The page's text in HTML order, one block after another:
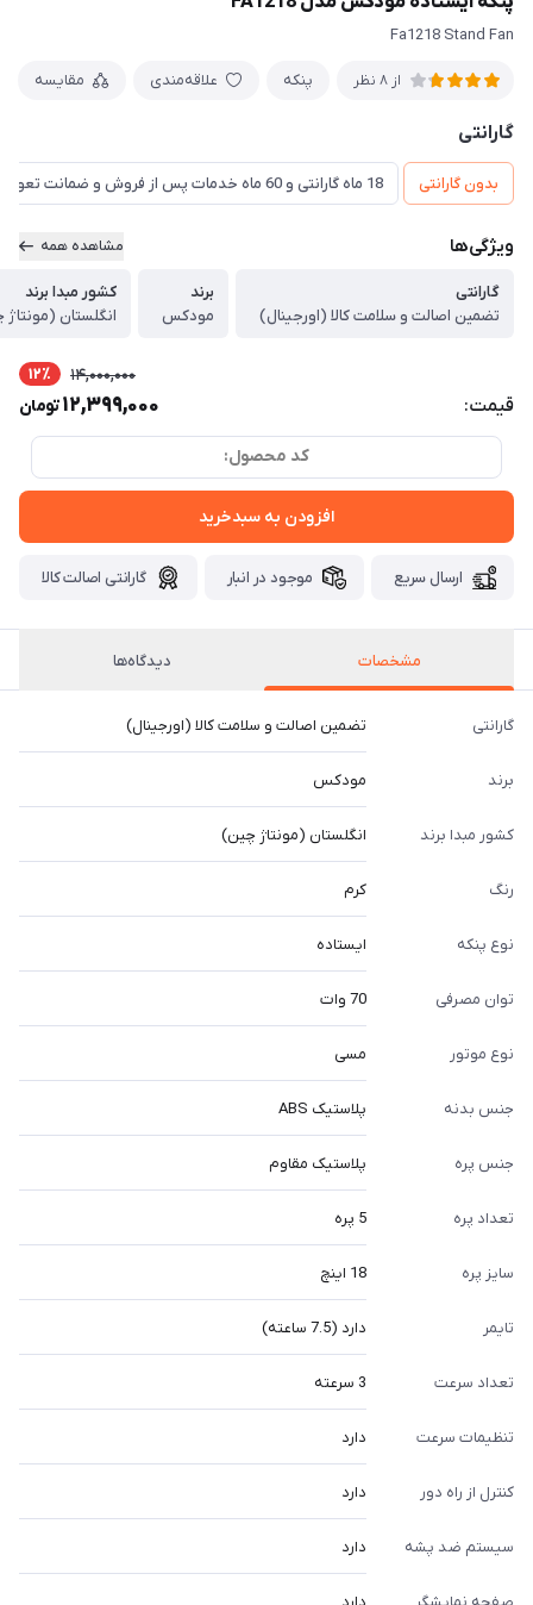
Fa1218 Stand Fan
از 8 نظر پنکه علاقه‌مندی مقایسه
گارانتی
بدون گارانتی 18 ماه گارانتی و 60 ماه خدمات پس از فروش و ضمانت تعویض
ویژگی‌ها مشاهده همه
گارانتی
تضمین اصالت و سلامت کالا (اورجینال)
برند
مودکس
کشور مبدا برند
انگلستان
قیمت:
14,000,000 12٪
12,399,000تومان
کد محصول:
افزودن به سبدخرید
ارسال سریع موجود در انبار گارانتی اصالت کالا
مشخصات دیدگاه‌ها
گارانتی تضمین اصالت و سلامت کالا (اورجینال)
برند مودکس
کشور مبدا برند انگلستان (مونتاژ چین)
رنگ کرم
نوع پنکه ایستاده
توان مصرفی 70 وات
نوع موتور مسی
جنس بدنه پلاستیک ABS
جنس پره پلاستیک مقاوم
تعداد پره 5 پره
سایز پره 18 اینچ
تایمر دارد (7.5 ساعته)
تعداد سرعت 3 سرعته
تنظیمات سرعت دارد
کنترل از راه دور دارد
سیستم ضد پشه دارد